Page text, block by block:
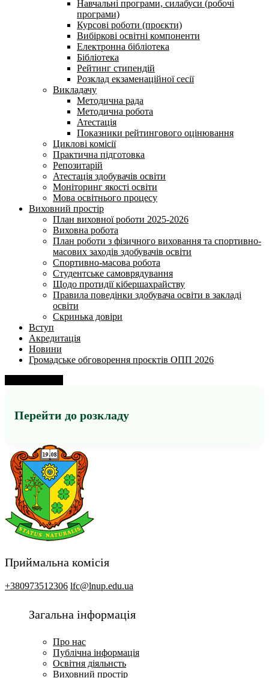
Навчальні програми, силабуси (робочі
програми)
Курсові роботи (проєкти)
Вибіркові освітні компоненти
Електронна бібліотека
Бібліотека
Рейтинг стипендій
Розклад екзаменаційної сесії
Викладачу
Методична рада
Методична робота
Атестація
Показники рейтингового оцінювання
Циклові комісії
Практична підготовка
Репозитарій
Атестація здобувачів освіти
Моніторинг якості освіти
Мова освітнього процесу
Виховний простір
План виховної роботи 2025-2026
Виховна робота
План роботи з фізичного виховання та спортивно-
масових заходів здобувачів освіти
Спортивно-масова робота
Студентське самоврядування
Щодо протидії кібершахрайству
Правила поведінки здобувача освіти в закладі
освіти
Скринька довіри
Вступ
Акредитація
Новини
Громадське обговорення проєктів ОПП 2026
Перейти до розкладу
Приймальна комісія
+380973512306 lfc@lnup.edu.ua
Загальна інформація
Про нас
Публічна інформація
Освітня діяльнсть
Виховний простір